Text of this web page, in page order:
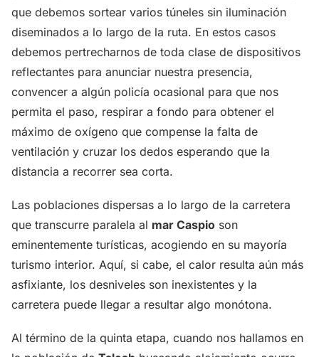
que debemos sortear varios túneles sin iluminación
diseminados a lo largo de la ruta. En estos casos
debemos pertrecharnos de toda clase de dispositivos
reflectantes para anunciar nuestra presencia,
convencer a algún policía ocasional para que nos
permita el paso, respirar a fondo para obtener el
máximo de oxígeno que compense la falta de
ventilación y cruzar los dedos esperando que la
distancia a recorrer sea corta.
Las poblaciones dispersas a lo largo de la carretera
que transcurre paralela al mar Caspio son
eminentemente turísticas, acogiendo en su mayoría
turismo interior. Aquí, si cabe, el calor resulta aún más
asfixiante, los desniveles son inexistentes y la
carretera puede llegar a resultar algo monótona.
Al término de la quinta etapa, cuando nos hallamos en